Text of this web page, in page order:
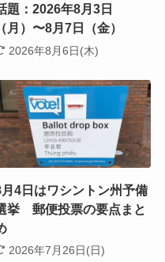
題：2026年8月3日
（月）〜8月7日（金）
2026年8月6日(木)
4日はワシントン州予備
挙 郵便投票の要点まと
2026年7月26日(日)